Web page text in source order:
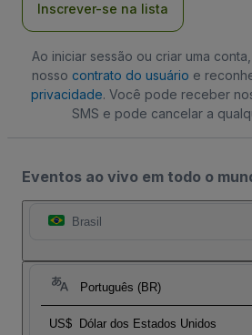
Inscrever-se na lista
Ao iniciar sessão ou criar uma
nosso contrato do usuário e
privacidade. Você pode receber
SMS e pode cancelar a
Eventos ao vivo em todo o
Brasil
Português (BR)
US$ Dólar dos Estados Unidos